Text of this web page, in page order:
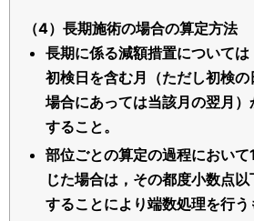
（4）長期施術の場合の算定方法
長期に係る減額措置について
初検日を含む月（ただし初検
場合にあっては当該月の翌月
すること。
部位ごとの算定の過程におい
じた場合は，その都度小数点
することにより端数処理を行う